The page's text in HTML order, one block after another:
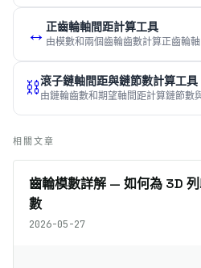
↔️ 正齒輪軸間距計算工具
由模數和兩個齒輪齒數計算正齒輪
⛓️滾子鏈軸間距與鏈節數計算工具
由鏈輪齒數和期望軸間距計算鏈節數
相關文章
齒輪模數詳解 — 如何為 3D
數
2026-05-27